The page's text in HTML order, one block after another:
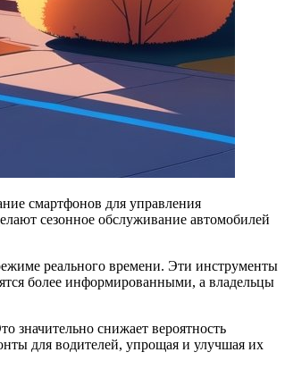
смартфонов для управления
сезонное обслуживание автомобилей
реального времени. Эти инструменты
более информированными, а владельцы
значительно снижает вероятность
для водителей, упрощая и улучшая их